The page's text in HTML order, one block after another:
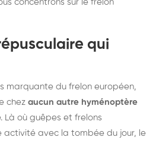
concentrons sur le frelon
qui
marquante du frelon européen,
chez aucun autre hyménoptère
Là où guêpes et frelons
activité avec la tombée du jour, le